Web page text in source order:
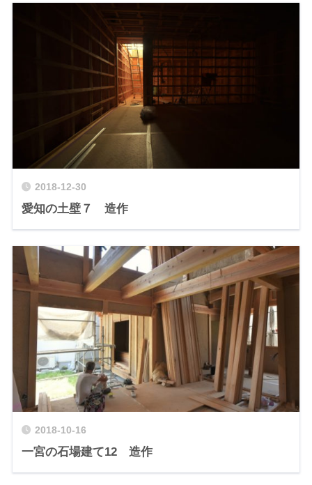
2018-12-30
愛知の土壁７ 造作
2018-10-16
一宮の石場建て12 造作